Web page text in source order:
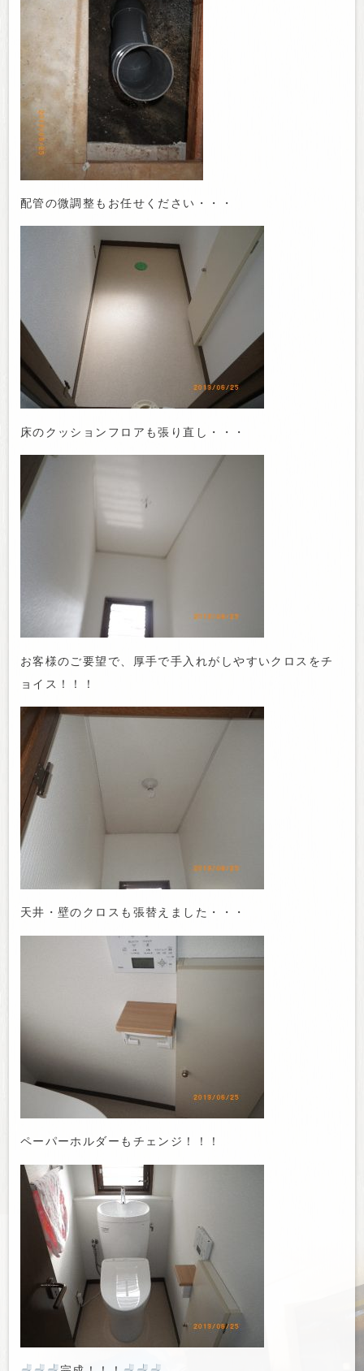
配管の微調整もお任せください・・・
床のクッションフロアも張り直し・・・
お客様のご要望で、厚手で手入れがしやすいクロスをチ
ョイス！！！
天井・壁のクロスも張替えました・・・
ペーパーホルダーもチェンジ！！！